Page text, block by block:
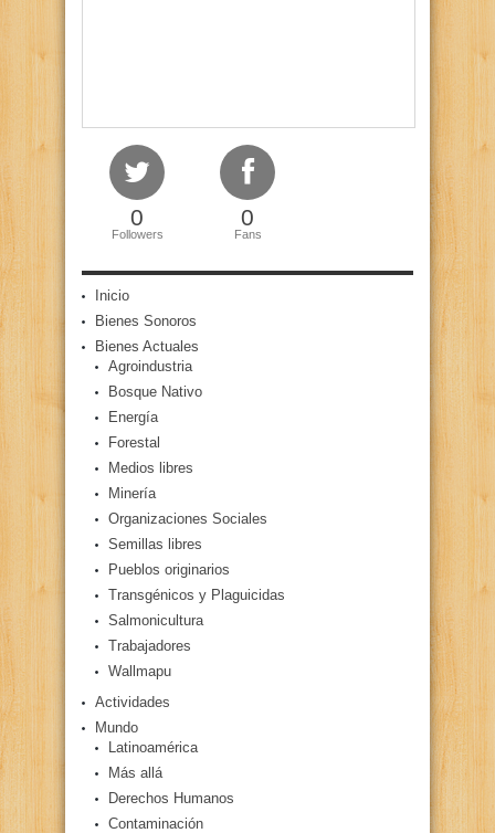
0
Followers
0
Fans
Inicio
Bienes Sonoros
Bienes Actuales
Agroindustria
Bosque Nativo
Energía
Forestal
Medios libres
Minería
Organizaciones Sociales
Semillas libres
Pueblos originarios
Transgénicos y Plaguicidas
Salmonicultura
Trabajadores
Wallmapu
Actividades
Mundo
Latinoamérica
Más allá
Derechos Humanos
Contaminación